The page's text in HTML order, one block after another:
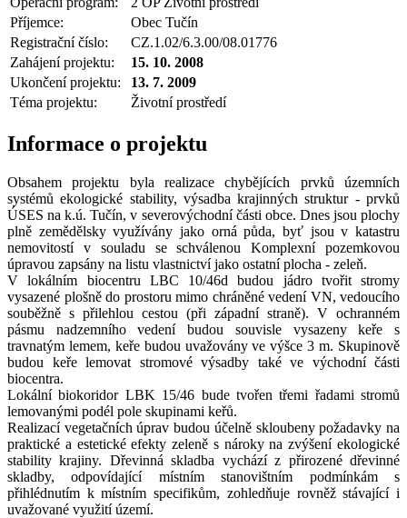
Příjemce:
Obec Tučín
Registrační číslo:
CZ.1.02/6.3.00/08.01776
Zahájení projektu:
15. 10. 2008
Ukončení projektu:
13. 7. 2009
Téma projektu:
Životní prostředí
Informace o projektu
Obsahem projektu byla realizace chybějících prvků územních
systémů ekologické stability, výsadba krajinných struktur - prvků
ÚSES na k.ú. Tučín, v severovýchodní části obce. Dnes jsou plochy
plně zemědělsky využívány jako orná půda, byť jsou v katastru
nemovitostí v souladu se schválenou Komplexní pozemkovou
úpravou zapsány na listu vlastnictví jako ostatní plocha - zeleň.
V lokálním biocentru LBC 10/46d budou jádro tvořit stromy
vysazené plošně do prostoru mimo chráněné vedení VN, vedoucího
souběžně s přilehlou cestou (při západní straně). V ochranném
pásmu nadzemního vedení budou souvisle vysazeny keře s
travnatým lemem, keře budou uvažovány ve výšce 3 m. Skupinově
budou keře lemovat stromové výsadby také ve východní části
biocentra.
Lokální biokoridor LBK 15/46 bude tvořen třemi řadami stromů
lemovanými podél pole skupinami keřů.
Realizací vegetačních úprav budou účelně skloubeny požadavky na
praktické a estetické efekty zeleně s nároky na zvýšení ekologické
stability krajiny. Dřevinná skladba vychází z přirozené dřevinné
skladby, odpovídající místním stanovištním podmínkám s
přihlédnutím k místním specifikům, zohledňuje rovněž stávající i
uvažované využití území.